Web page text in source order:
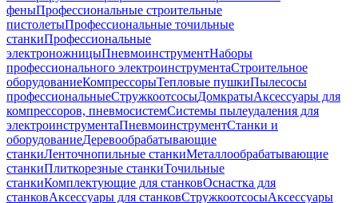
феныПрофессиональные строительные
пистолетыПрофессиональные точильные
станкиПрофессиональные
электроножницыПневмоинструментНаборы
профессионального электроинструментаСтроительное
оборудованиеКомпрессорыТепловые пушкиПылесосы
профессиональныеСтружкоотсосыДомкратыАксессуары для
компрессоров, пневмосистемСистемы пылеудаления для
электроинструментаПневмоинструментСтанки и
оборудованиеДеревообрабатывающие
станкиЛенточнопильные станкиМеталлообрабатывающие
станкиПлиткорезные станкиТочильные
станкиКомплектующие для станковОснастка для
станковАксессуары для станковСтружкоотсосыАксессуары